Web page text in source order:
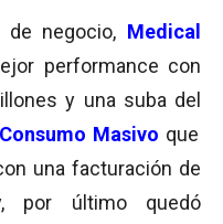
negocio, Medical
performance con
y una suba del
Consumo Masivo que
una facturación de
por último quedó